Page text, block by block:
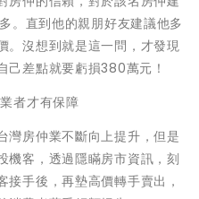
。直到他的親朋好友建議他多
。沒想到就是這一問，才發現
己差點就要虧損380萬元！
者才有保障
灣房仲業不斷向上提升，但是
機客，透過隱瞞房市資訊，刻
手後，再墊高價轉手賣出，